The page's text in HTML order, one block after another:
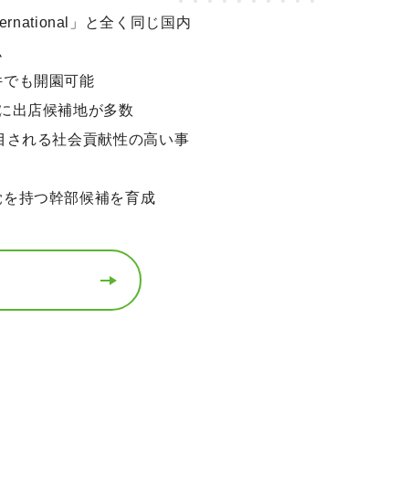
」と全く同じ国内
も開園可能
出店候補地が多数
れる社会貢献性の高い事
持つ幹部候補を育成